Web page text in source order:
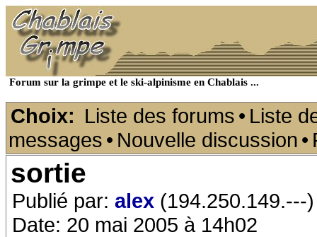
Forum sur la grimpe et le ski-alpinisme en Chablais ...
Choix: Liste des forums • Liste
messages • Nouvelle discussion •
sortie
Publié par: alex (194.250.149.---)
Date: 20 mai 2005 à 14h02